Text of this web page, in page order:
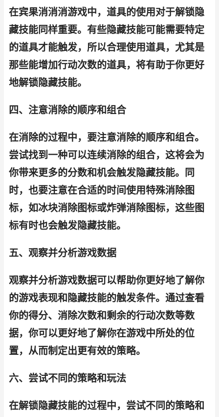
在宾果消消消游戏中，道具的使用对于解锁隐
藏技能同样重要。有些隐藏技能可能需要特定
的道具才能触发，所以合理使用道具，尤其是
那些能增加行动次数的道具，将有助于你更好
地解锁隐藏技能。
四、注意消除的顺序和组合
在消除的过程中，要注意消除的顺序和组合。
尝试找到一种可以连续消除的组合，这将会为
你带来更多的分数和机会触发隐藏技能。同
时，也要注意在合适的时间使用特殊消除图
标，如冰块消除图标或炸弹消除图标，这些图
标有时也会触发隐藏技能。
五、观察并分析游戏数据
观察并分析游戏数据可以帮助你更好地了解你
的游戏表现和隐藏技能的触发条件。通过查看
你的得分、消除次数和剩余的行动次数等数
据，你可以更好地了解你在游戏中所处的位
置，从而制定出更有效的策略。
六、尝试不同的策略和玩法
在解锁隐藏技能的过程中，尝试不同的策略和